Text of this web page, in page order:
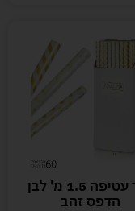
נייר עטיפה 1.5 מ' לבן
הדפס זהב